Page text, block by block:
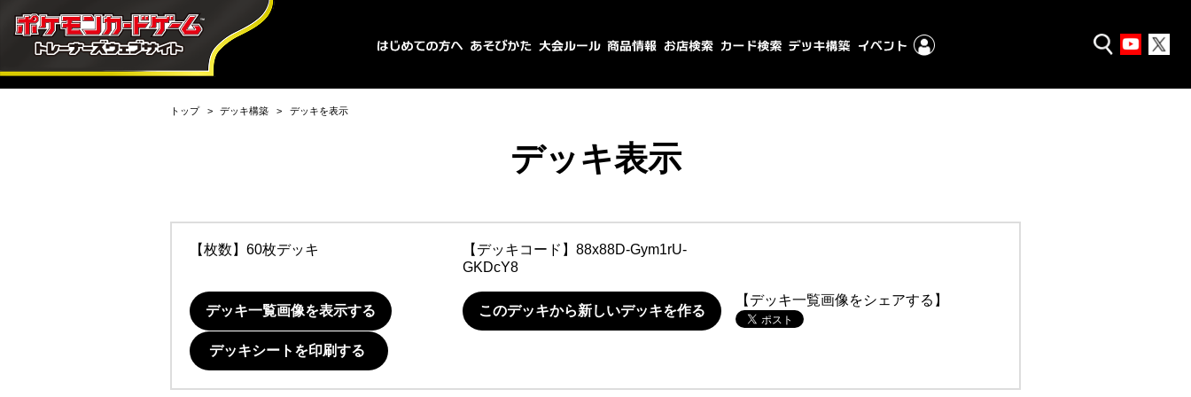
トップ デッキ構築 デッキを表示
デッキ表示
【枚数】60枚デッキ 【デッキコード】 88x88D-Gym1rU-
GKDcY8
デッキ一覧画像を表示する このデッキから新しいデッキを作る
【デッキ一覧画像をシェアする】
デッキシートを印刷する